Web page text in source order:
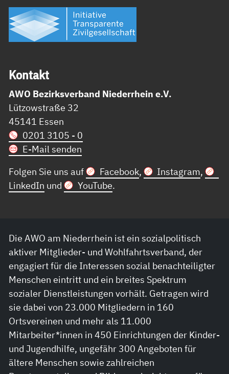
Kon­takt
AWO Bezirksverband Niederrhein e.V.
Lützowstraße 32
45141 Essen
0201 3105 - 0
E-Mail senden
Folgen Sie uns auf
Facebook, Instagram,
LinkedIn und YouTube.
Die AWO am Niederrhein ist ein sozialpolitisch
aktiver Mitglieder- und Wohlfahrtsverband, der
engagiert für die Interessen sozial benachteiligter
Menschen eintritt und ein breites Spektrum
sozialer Dienstleistungen vorhält. Getragen wird
sie dabei von 23.000 Mitgliedern in 160
Ortsvereinen und mehr als 11.000
Mitarbeiter*innen in 450 Einrichtungen der Kinder-
und Jugendhilfe, ungefähr 300 Angeboten für
ältere Menschen sowie zahlreichen